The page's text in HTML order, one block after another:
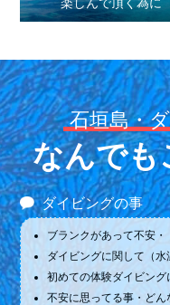
楽しんで頂く為に
石垣島・
なんでも
ダイビングの事
ブランクがあって不安・
ダイビングに関して（水
初めての体験ダイビング
不安に思ってる事・ど